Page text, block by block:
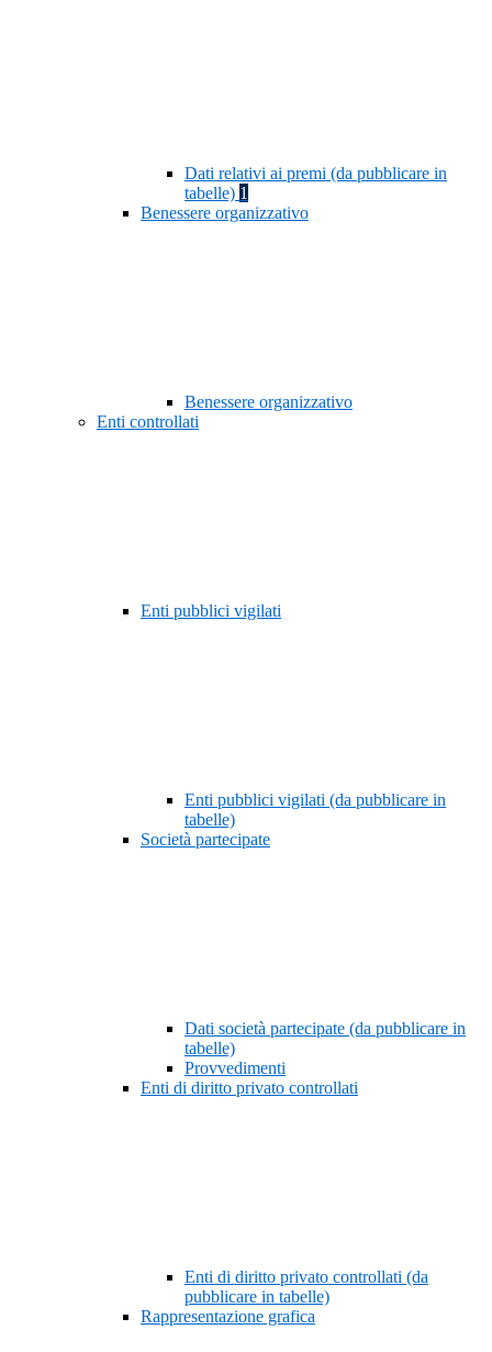
Dati relativi ai premi (da pubblicare in
tabelle) 1
Benessere organizzativo
Benessere organizzativo
Enti controllati
Enti pubblici vigilati
Enti pubblici vigilati (da pubblicare in
tabelle)
Società partecipate
Dati società partecipate (da pubblicare in
tabelle)
Provvedimenti
Enti di diritto privato controllati
Enti di diritto privato controllati (da
pubblicare in tabelle)
Rappresentazione grafica